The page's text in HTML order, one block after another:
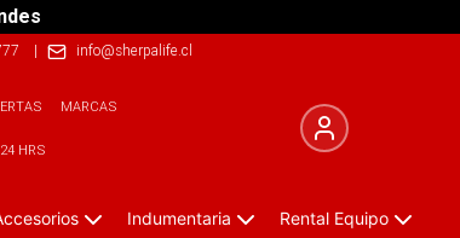
| info@sherpalife.cl
MARCAS
HRS
Indumentaria Rental Equipo